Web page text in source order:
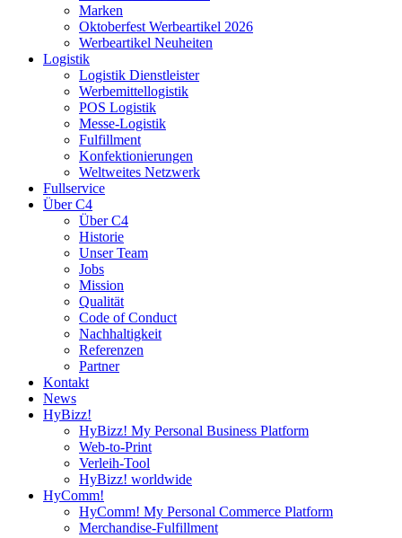
Marken
Oktoberfest Werbeartikel 2026
Werbeartikel Neuheiten
Logistik
Logistik Dienstleister
Werbemittellogistik
POS Logistik
Messe-Logistik
Fulfillment
Konfektionierungen
Weltweites Netzwerk
Fullservice
Über C4
Über C4
Historie
Unser Team
Jobs
Mission
Qualität
Code of Conduct
Nachhaltigkeit
Referenzen
Partner
Kontakt
News
HyBizz!
HyBizz! My Personal Business Platform
Web-to-Print
Verleih-Tool
HyBizz! worldwide
HyComm!
HyComm! My Personal Commerce Platform
Merchandise-Fulfillment